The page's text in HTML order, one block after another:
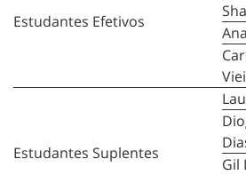
Estudantes Efetivos
Estudantes Suplentes
Gil